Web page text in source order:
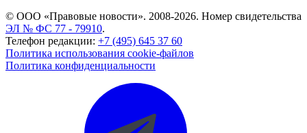
© ООО «Правовые новости». 2008-2026. Номер свидетельства
ЭЛ № ФС 77 - 79910.
Телефон редакции: +7 (495) 645 37 60
Политика использования cookie-файлов
Политика конфиденциальности